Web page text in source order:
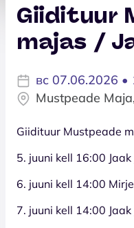
Giidituur
majas /
вс 07.06.2026
Mustpeade
Giidituur Mustpeade
5. juuni kell 16:00 Jaak
6. juuni kell 14:00
7. juuni kell 14:00 Jaak